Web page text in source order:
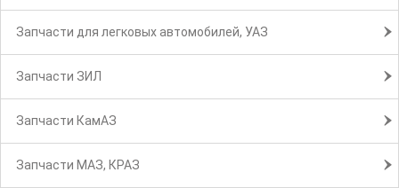
Запчасти для легковых автомобилей, УАЗ
Запчасти ЗИЛ
Запчасти КамАЗ
Запчасти МАЗ, КРАЗ